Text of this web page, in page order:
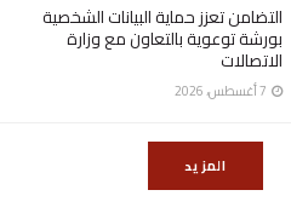
التضامن تعزز حماية البيانات الشخصية
بورشة توعوية بالتعاون مع وزارة
الاتصالات
المزيد